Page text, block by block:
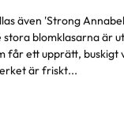
även 'Strong
blomklasarna är
får ett upprätt, buskigt
är friskt...